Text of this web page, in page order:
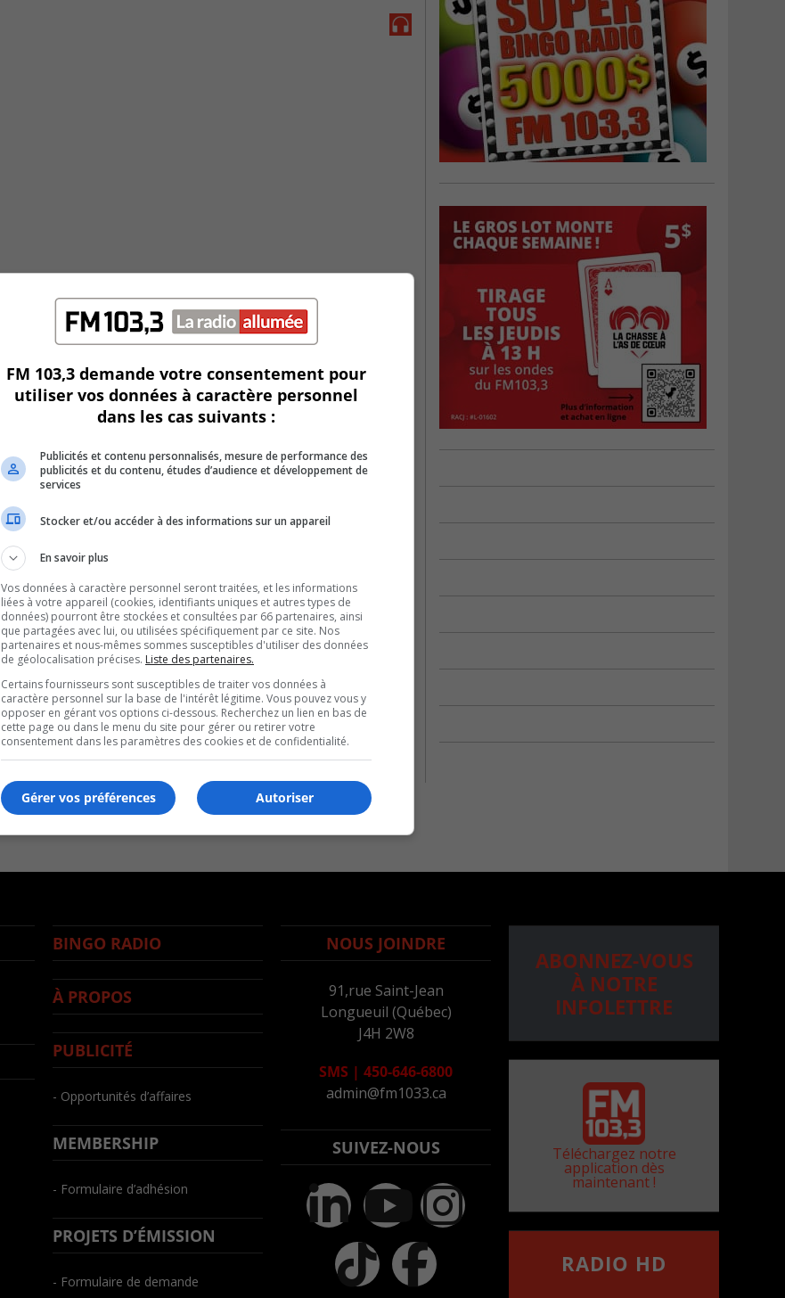
BINGO RADIO
À PROPOS
PUBLICITÉ
- Opportunités d’affaires
MEMBERSHIP
- Formulaire d’adhésion
PROJETS D’ÉMISSION
- Formulaire de demande
NOUS JOINDRE
91,rue Saint-Jean
Longueuil (Québec)
J4H 2W8
SMS | 450-646-6800
admin@fm1033.ca
SUIVEZ-NOUS
ABONNEZ-VOUS
À NOTRE
INFOLETTRE
Téléchargez notre
application dès
maintenant !
RADIO HD
FM 103,3 demande votre consentement pour
utiliser vos données à caractère personnel
dans les cas suivants :
Publicités et contenu personnalisés, mesure de performance des
publicités et du contenu, études d’audience et développement de
services
Stocker et/ou accéder à des informations sur un appareil
En savoir plus
Vos données à caractère personnel seront traitées, et les informations
liées à votre appareil (cookies, identifiants uniques et autres types de
données) pourront être stockées et consultées par 66 partenaires, ainsi
que partagées avec lui, ou utilisées spécifiquement par ce site. Nos
partenaires et nous-mêmes sommes susceptibles d'utiliser des données
de géolocalisation précises. Liste des partenaires.
Certains fournisseurs sont susceptibles de traiter vos données à
caractère personnel sur la base de l'intérêt légitime. Vous pouvez vous y
opposer en gérant vos options ci-dessous. Recherchez un lien en bas de
cette page ou dans le menu du site pour gérer ou retirer votre
consentement dans les paramètres des cookies et de confidentialité.
Autoriser
Gérer vos préférences